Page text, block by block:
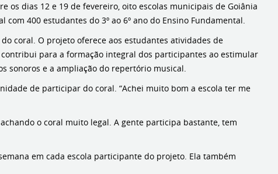
os dias 12 e 19 de fevereiro, oito escolas municipais de Goiânia
400 estudantes do 3º ao 6º ano do Ensino Fundamental.
coral. O projeto oferece aos estudantes atividades de
para a formação integral dos participantes ao estimular
sonoros e a ampliação do repertório musical.
de participar do coral. “Achei muito bom a escola ter me
o coral muito legal. A gente participa bastante, tem
em cada escola participante do projeto. Ela também